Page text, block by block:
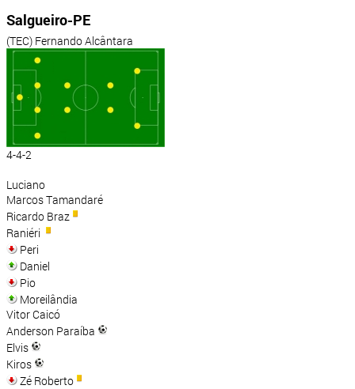
Salgueiro-PE
(TEC) Fernando Alcântara
4-4-2
Luciano
Marcos Tamandaré
Ricardo Braz
Raniéri
Peri
Daniel
Pio
Moreilândia
Vitor Caicó
Anderson Paraíba
Elvis
Kiros
Zé Roberto